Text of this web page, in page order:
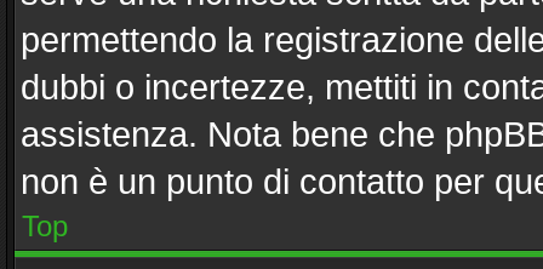
permettendo la registrazione
dubbi o incertezze, mettiti in
assistenza. Nota bene che
non è un punto di contatto per
Top